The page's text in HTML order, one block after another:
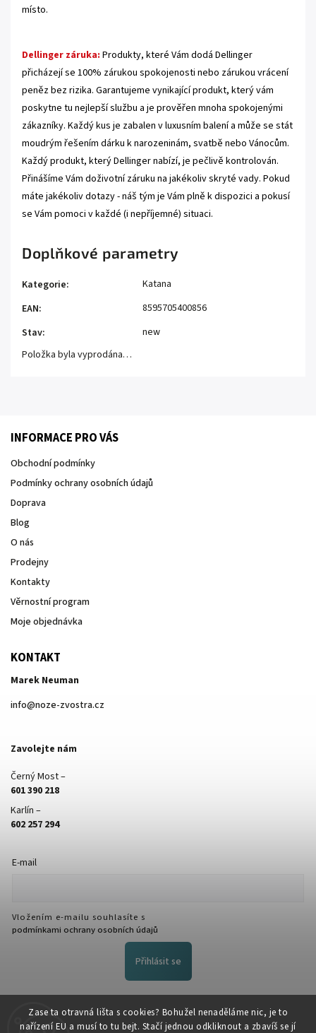
Zase ta otravná lišta s cookies? Bohužel nenaděláme nic, je to
nařízení EU a musí to tu bejt. Stačí jednou odkliknout a zbavíš se jí
místo.
Dellinger záruka: Produkty, které Vám dodá Dellinger
přicházejí se 100% zárukou spokojenosti nebo zárukou vrácení
peněz bez rizika. Garantujeme vynikající produkt, který vám
poskytne tu nejlepší službu a je prověřen mnoha spokojenými
zákazníky. Každý kus je zabalen v luxusním balení a může se stát
moudrým řešením dárku k narozeninám, svatbě nebo Vánocům.
Každý produkt, který Dellinger nabízí, je pečlivě kontrolován.
Přinášíme Vám doživotní záruku na jakékoliv skryté vady. Pokud
máte jakékoliv dotazy - náš tým je Vám plně k dispozici a pokusí
se Vám pomoci v každé (i nepříjemné) situaci.
Doplňkové parametry
Kategorie:
Katana
EAN:
8595705400856
Stav:
new
Položka byla vyprodána…
INFORMACE PRO VÁS
Obchodní podmínky
Podmínky ochrany osobních údajů
Doprava
Blog
O nás
Prodejny
Kontakty
Věrnostní program
Moje objednávka
KONTAKT
Marek Neuman
info@noze-zvostra.cz
Zavolejte nám
Černý Most –
601 390 218
Karlín –
602 257 294
E-mail
Vložením e-mailu souhlasíte s
podmínkami ochrany osobních údajů
Přihlásit se
FACEBOOK